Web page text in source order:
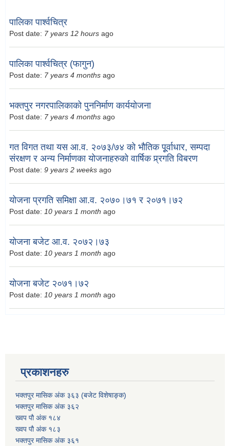
पालिका पार्श्वचित्र
Post date: 7 years 12 hours ago
पालिका पार्श्वचित्र (फागुन)
Post date: 7 years 4 months ago
भक्तपुर नगरपालिकाको पुननिर्माण कार्ययोजना
Post date: 7 years 4 months ago
गत विगत तथा यस आ.व. २०७३/७४ को भौतिक पूूर्वाधार, सम्पदा
संरक्षण र अन्य निर्माणका योजनाहरुको वार्षिक प्र्रगति विबरण
Post date: 9 years 2 weeks ago
योजना प्रगति समिक्षा आ.व. २०७०।७१ र २०७१।७२
Post date: 10 years 1 month ago
योजना बजेट आ.व. २०७२।७३
Post date: 10 years 1 month ago
योजना बजेट २०७१।७२
Post date: 10 years 1 month ago
प्रकाशनहरु
भक्तपुर मासिक अंक ३६३ (बजेट विशेषाङ्क)
भक्तपुर मासिक अंक ३६२
ख्वप पौ अंक १८४
ख्वप पौ अंक १८३
भक्तपुर मासिक अंक ३६१